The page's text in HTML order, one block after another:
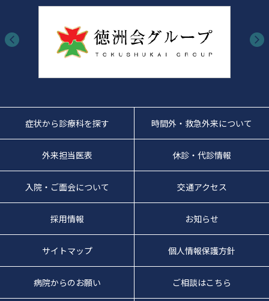
症状から診療科を探す 時間外・救急外来について
外来担当医表 休診・代診情報
入院・ご面会について 交通アクセス
採用情報 お知らせ
サイトマップ 個人情報保護方針
病院からのお願い ご相談はこちら